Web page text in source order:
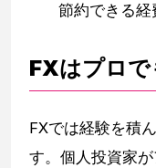
節約できる経
FXはプロ
FXでは経験を積
す。個人投資家